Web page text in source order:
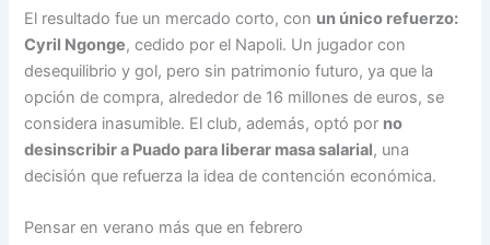
El resultado fue un mercado corto, con un único refuerzo:
Cyril Ngonge, cedido por el Napoli. Un jugador con
desequilibrio y gol, pero sin patrimonio futuro, ya que la
opción de compra, alrededor de 16 millones de euros, se
considera inasumible. El club, además, optó por no
desinscribir a Puado para liberar masa salarial, una
decisión que refuerza la idea de contención económica.
Pensar en verano más que en febrero